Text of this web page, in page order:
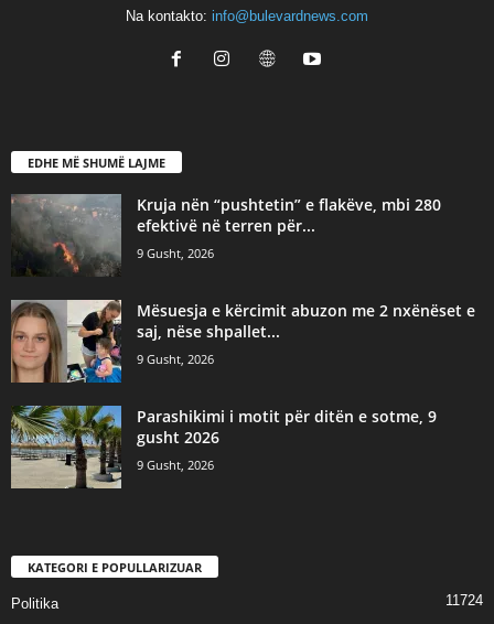
Na kontakto: info@bulevardnews.com
EDHE MË SHUMË LAJME
Kruja nën “pushtetin” e flakëve, mbi 280
efektivë në terren për...
9 Gusht, 2026
Mësuesja e kërcimit abuzon me 2 nxënëset e
saj, nëse shpallet...
9 Gusht, 2026
Parashikimi i motit për ditën e sotme, 9
gusht 2026
9 Gusht, 2026
KATEGORI E POPULLARIZUAR
Politika 11724